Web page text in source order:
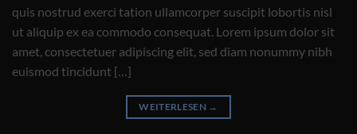
quis nostrud exerci tation ullamcorper suscipit lobortis nisl
ut aliquip ex ea commodo consequat. Lorem ipsum dolor sit
amet, consectetuer adipiscing elit, sed diam nonummy nibh
euismod tincidunt […]
WEITERLESEN →